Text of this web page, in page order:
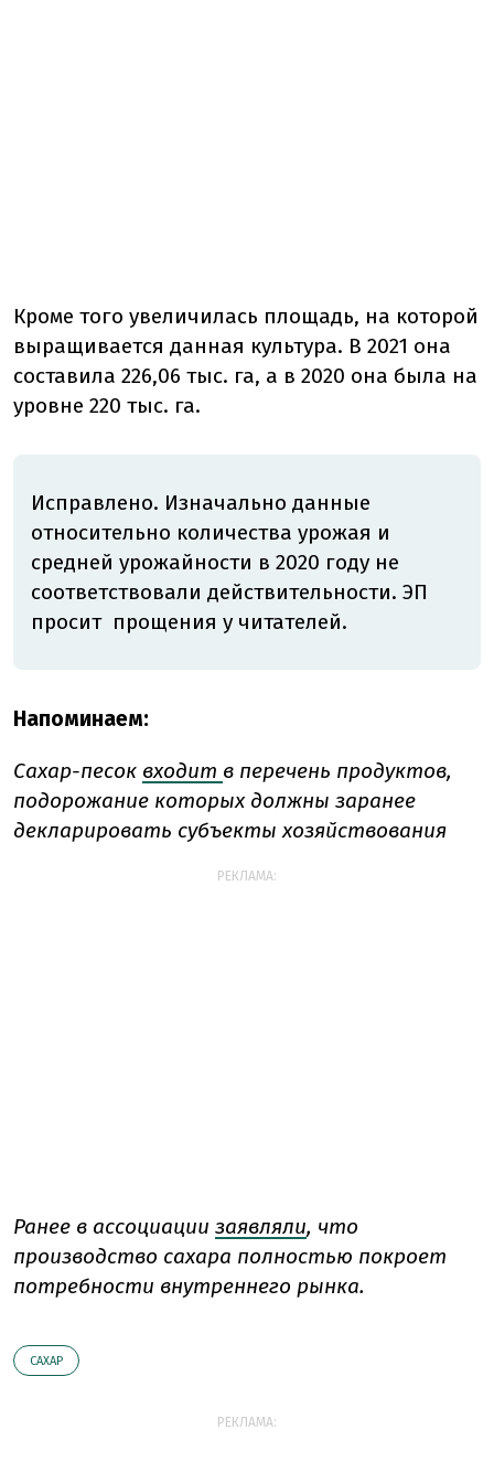
Кроме того увеличилась площадь, на которой
выращивается данная культура. В 2021 она
составила 226,06 тыс. га, а в 2020 она была на
уровне 220 тыс. га.
Исправлено. Изначально данные
относительно количества урожая и
средней урожайности в 2020 году не
соответствовали действительности. ЭП
просит прощения у читателей.
Напоминаем:
Сахар-песок входит в перечень продуктов,
подорожание которых должны заранее
декларировать субъекты хозяйствования
РЕКЛАМА:
Ранее в ассоциации заявляли, что
производство сахара полностью покроет
потребности внутреннего рынка.
САХАР
РЕКЛАМА: